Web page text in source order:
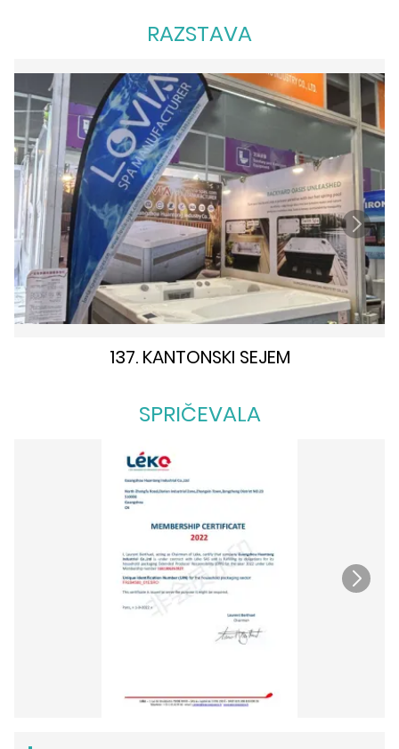
RAZSTAVA
137. KANTONSKI SEJEM
SPRIČEVALA